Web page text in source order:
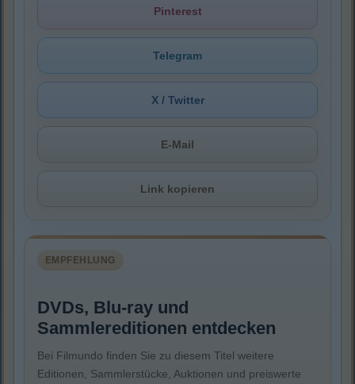
Pinterest
Telegram
X / Twitter
E-Mail
Link kopieren
EMPFEHLUNG
DVDs, Blu-ray und
Sammlereditionen entdecken
Bei Filmundo finden Sie zu diesem Titel weitere
Editionen, Sammlerstücke, Auktionen und preiswerte